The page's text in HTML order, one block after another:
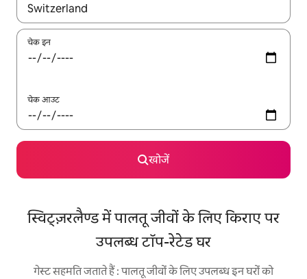
नतीजों के उपलब्ध होने पर, अप और डाउन 'ऐरो की' का इस्तेमाल करके नेविगेट
चेक इन
चेक आउट
खोजें
स्विट्ज़रलैण्ड में पालतू जीवों के लिए किराए पर
उपलब्ध टॉप-रेटेड घर
गेस्ट सहमति जताते हैं : पालतू जीवों के लिए उपलब्ध इन घरों को